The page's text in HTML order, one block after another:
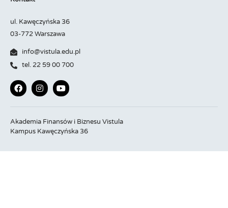
ul. Kawęczyńska 36
03-772 Warszawa
info@vistula.edu.pl
tel. 22 59 00 700
Akademia Finansów i Biznesu Vistula
Kampus Kawęczyńska 36